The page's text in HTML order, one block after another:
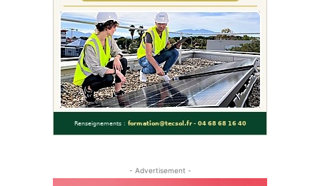
- Advertisement -